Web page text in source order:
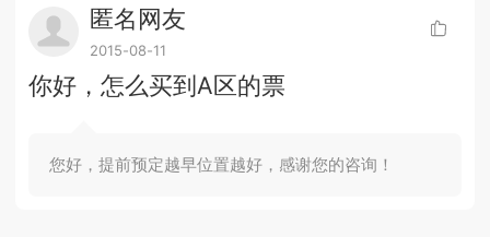
匿名网友
2015-08-11
你好，怎么买到A区的票
您好，提前预定越早位置越好，感谢您的咨询！